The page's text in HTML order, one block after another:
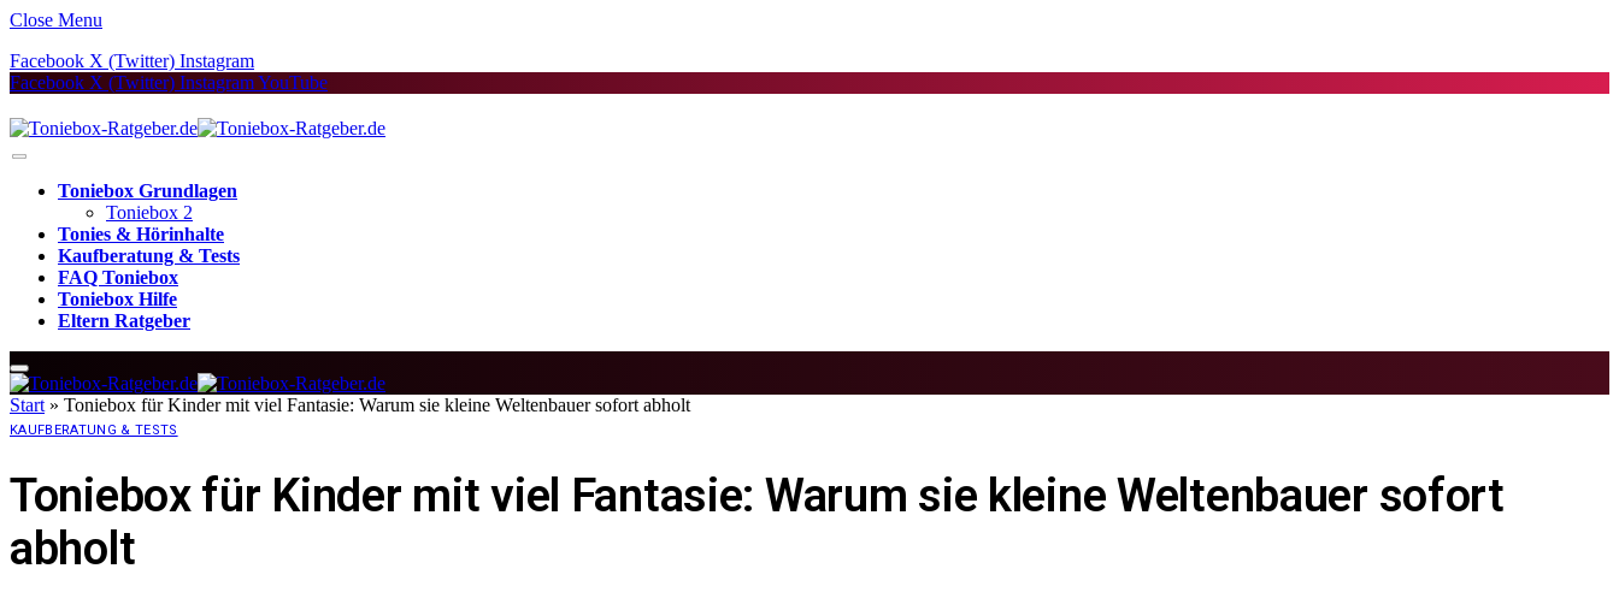
Close Menu
Facebook X (Twitter) Instagram
Facebook X (Twitter) InstagramYouTube
Toniebox Grundlagen
Toniebox 2
Tonies & Hörinhalte
Kaufberatung & Tests
FAQ Toniebox
Toniebox Hilfe
Eltern Ratgeber
Start » Toniebox für Kinder mit viel Fantasie: Warum sie kleine Weltenbauer sofort abholt
KAUFBERATUNG & TESTS
Toniebox für Kinder mit viel Fantasie: Warum sie kleine Weltenbauer sofort
abholt